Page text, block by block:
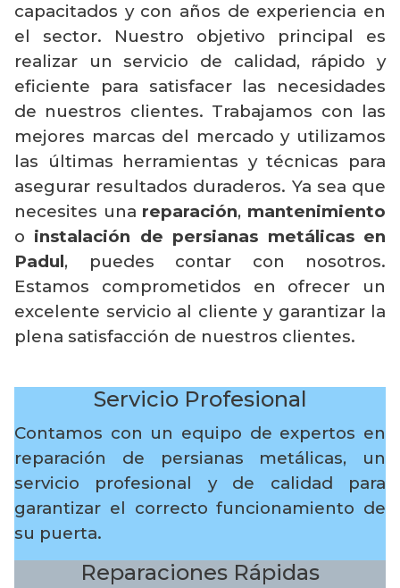
capacitados y con años de experiencia en
el sector. Nuestro objetivo principal es
realizar un servicio de calidad, rápido y
eficiente para satisfacer las necesidades
de nuestros clientes. Trabajamos con las
mejores marcas del mercado y utilizamos
las últimas herramientas y técnicas para
asegurar resultados duraderos. Ya sea que
necesites una reparación, mantenimiento
o instalación de persianas metálicas en
Padul, puedes contar con nosotros.
Estamos comprometidos en ofrecer un
excelente servicio al cliente y garantizar la
plena satisfacción de nuestros clientes.
Servicio Profesional
Contamos con un equipo de expertos en
reparación de persianas metálicas, un
servicio profesional y de calidad para
garantizar el correcto funcionamiento de
su puerta.
Reparaciones Rápidas